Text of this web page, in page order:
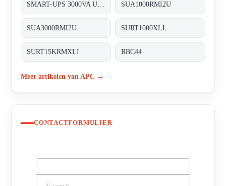
SUA1000RMI2U
SUA3000RMI2U SURT1000XLI
SURT15KRMXLI RBC44
Meer artikelen van APC →
CONTACTFORMULIER